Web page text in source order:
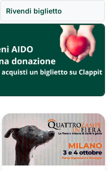
Rivendi biglietto